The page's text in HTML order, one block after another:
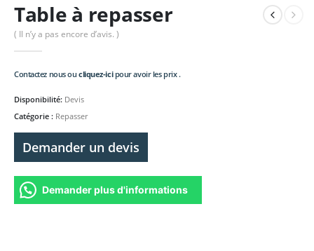
Table à repasser
( Il n’y a pas encore d’avis. )
Contactez nous ou cliquez-icipour avoir les prix .
Disponibilité: Devis
Catégorie : Repasser
Demander un devis
Demander plus d'informations